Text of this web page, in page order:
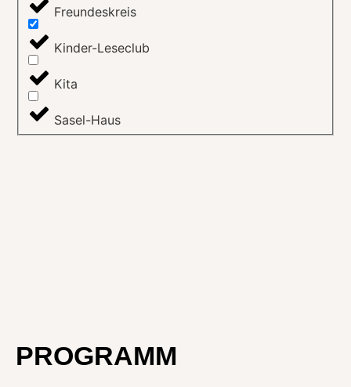
Freundeskreis
Kinder-Leseclub
Kita
Sasel-Haus
PROGRAMM